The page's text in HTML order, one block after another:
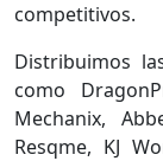
competitivos.
Distribuimos
como
Mechanix,
Resqme, KJ